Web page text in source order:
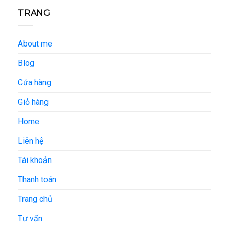
TRANG
About me
Blog
Cửa hàng
Giỏ hàng
Home
Liên hệ
Tài khoản
Thanh toán
Trang chủ
Tư vấn